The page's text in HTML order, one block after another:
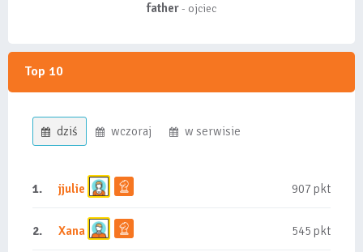
father- ojciec
Top 10
dziś wczoraj w serwisie
1. jjulie 907 pkt
2. Xana 545 pkt